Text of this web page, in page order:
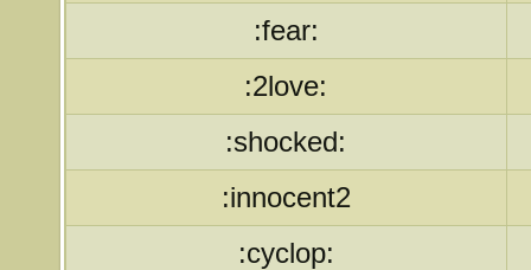
:fear:
:2love:
:shocked:
:innocent2
:cyclop: